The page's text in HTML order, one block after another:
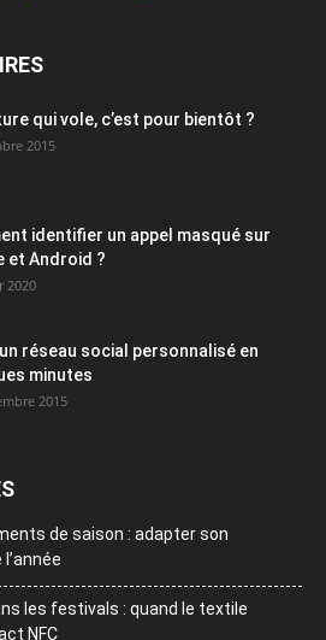
qui vole, c’est pour bientôt ?
2015
identifier un appel masqué sur
et Android ?
2020
réseau social personnalisé en
minutes
2015
de saison : adapter son
les festivals : quand le textile
NFC